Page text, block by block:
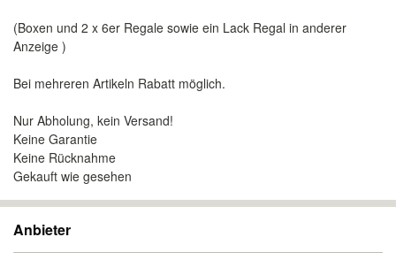
(Boxen und 2 x 6er Regale sowie ein Lack Regal in anderer
Anzeige )
Bei mehreren Artikeln Rabatt möglich.
Nur Abholung, kein Versand!
Keine Garantie
Keine Rücknahme
Gekauft wie gesehen
Anbieter